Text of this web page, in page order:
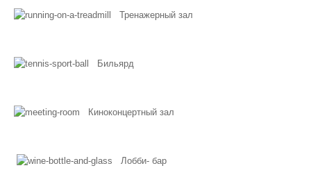
Тренажерный зал
Бильярд
Киноконцертный зал
Лобби- бар